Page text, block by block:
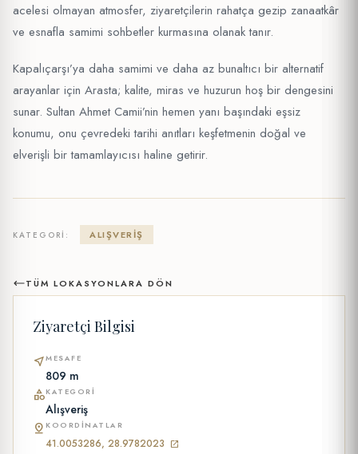
acelesi olmayan atmosfer, ziyaretçilerin rahatça gezip zanaatkâr
ve esnafla samimi sohbetler kurmasına olanak tanır.
Kapalıçarşı’ya daha samimi ve daha az bunaltıcı bir alternatif
arayanlar için Arasta; kalite, miras ve huzurun hoş bir dengesini
sunar. Sultan Ahmet Camii’nin hemen yanı başındaki eşsiz
konumu, onu çevredeki tarihi anıtları keşfetmenin doğal ve
elverişli bir tamamlayıcısı haline getirir.
KATEGORI: ALIŞVERIŞ
TÜM LOKASYONLARA DÖN
Ziyaretçi Bilgisi
near_meMESAFE
809 m
categoryKATEGORI
Alışveriş
pin_drop KOORDINATLAR
41.0053286, 28.9782023 open_in_new